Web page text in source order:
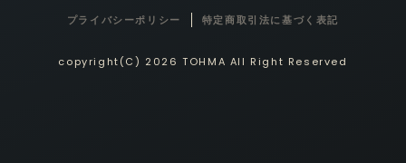
プライバシーポリシー 特定商取引法に基づく表記
copyright(C) 2026 TOHMA All Right Reserved